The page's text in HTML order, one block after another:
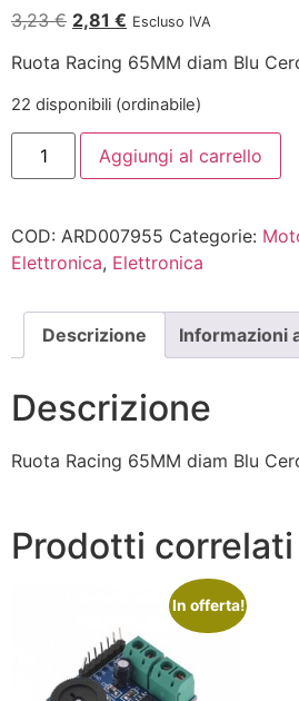
3,23€ 2,81 € Escluso IVA
Ruota Racing 65MM diam Blu
22 disponibili (ordinabile)
Aggiungi al carrello
COD: ARD007955 Categorie:
Elettronica, Elettronica
Descrizione Informazioni
Descrizione
Ruota Racing 65MM diam Blu
Prodotti correlati
In offerta!